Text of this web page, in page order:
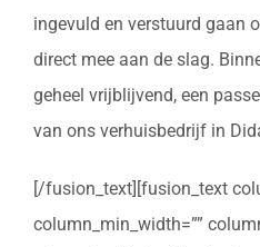
ingevuld en verstuurd gaan
direct mee aan de slag.
geheel vrijblijvend, een
van ons verhuisbedrijf in
[/fusion_text][fusion_text
column_min_width=””